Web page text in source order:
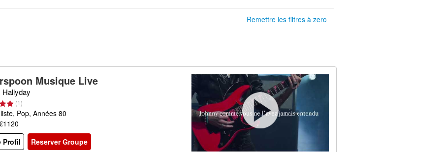
Remettre les filtres à zero
Musique Live
Hallyday
(1)
Pop, Années 80
Profil
Reserver Groupe